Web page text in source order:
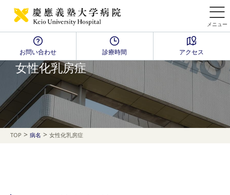
メニュー
お問い合わせ 診療時間 アクセス
Disease Name Search
女性化乳房症
TOP > 病名 > 女性化乳房症